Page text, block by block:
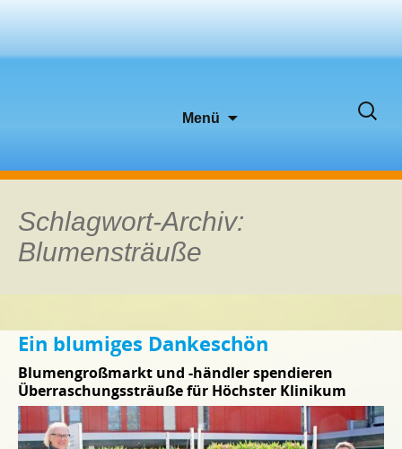
Menü
Suchen
Schlagwort-Archiv:
Blumensträuße
Ein blumiges Dankeschön
Blumengroßmarkt und -händler spendieren
Überraschungssträuße für Höchster Klinikum